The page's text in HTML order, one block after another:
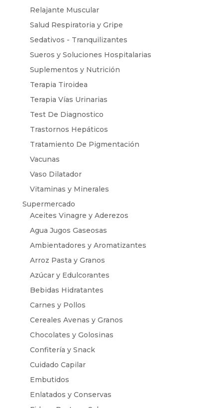
Relajante Muscular
Salud Respiratoria y Gripe
Sedativos - Tranquilizantes
Sueros y Soluciones Hospitalarias
Suplementos y Nutrición
Terapia Tiroidea
Terapia Vías Urinarias
Test De Diagnostico
Trastornos Hepáticos
Tratamiento De Pigmentación
Vacunas
Vaso Dilatador
Vitaminas y Minerales
Supermercado
Aceites Vinagre y Aderezos
Agua Jugos Gaseosas
Ambientadores y Aromatizantes
Arroz Pasta y Granos
Azúcar y Edulcorantes
Bebidas Hidratantes
Carnes y Pollos
Cereales Avenas y Granos
Chocolates y Golosinas
Confitería y Snack
Cuidado Capilar
Embutidos
Enlatados y Conservas